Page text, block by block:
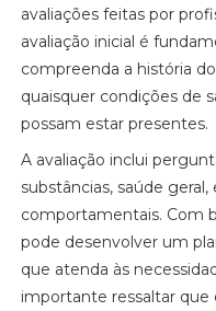
avaliações feitas por
avaliação inicial é
compreenda a história
quaisquer condições de
possam estar presentes.
A avaliação inclui
substâncias, saúde
comportamentais. Com
pode desenvolver um
que atenda às
importante ressaltar que